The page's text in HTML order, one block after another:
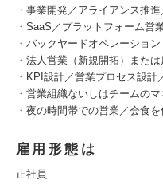
・事業開発／アライアンス推
・SaaS／プラットフォーム営
・バックヤードオペレーショ
・法人営業（新規開拓）また
・KPI設計／営業プロセス設計
・営業組織ないしはチームのマ
・夜の時間帯での営業／会食
雇用形態は
正社員